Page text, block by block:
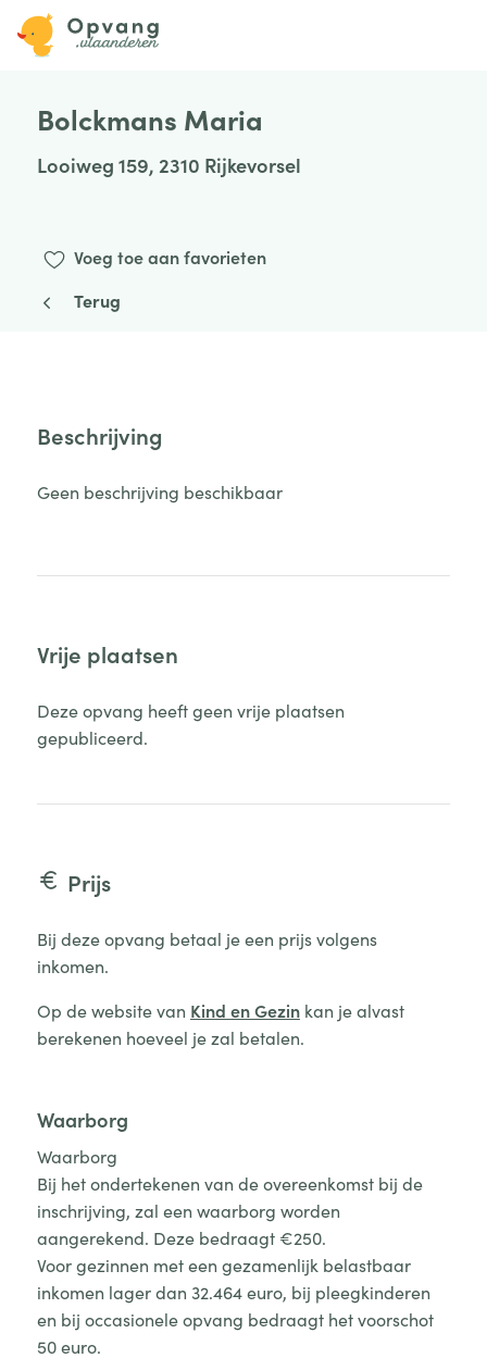
Bolckmans Maria
Looiweg 159, 2310 Rijkevorsel
Voeg toe aan favorieten
Terug
Beschrijving
Geen beschrijving beschikbaar
Vrije plaatsen
Deze opvang heeft geen vrije plaatsen
gepubliceerd.
Prijs
Bij deze opvang betaal je een prijs volgens
inkomen.
Op de website van Kind en Gezinkan je alvast
berekenen hoeveel je zal betalen.
Waarborg
Waarborg
Bij het ondertekenen van de overeenkomst bij de
inschrijving, zal een waarborg worden
aangerekend. Deze bedraagt €250.
Voor gezinnen met een gezamenlijk belastbaar
inkomen lager dan 32.464 euro, bij pleegkinderen
en bij occasionele opvang bedraagt het voorschot
50 euro.